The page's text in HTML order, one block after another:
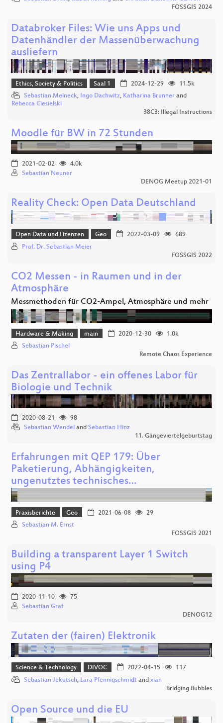
FOSSGIS 2024
Databroker Files: Wie uns Apps und
Datenhändler der Massenüberwachung
ausliefern
Ethics, Society & Politics Saal 1 2024-12-29
11.5k
Sebastian Meineck, Ingo Dachwitz, Katharina Brunner and
Rebecca Ciesielski
38C3: Illegal Instructions
Moodle für BW in 72 Stunden
2021-02-02
4.0k
Sebastian Neuner
DENOG Meetup 2021-01
Reality Check: Open Data Deutschland
Open Data und Lizenzen Geo 2022-03-09
689
Prof. Dr. Sebastian Meier
FOSSGIS 2022
CO2 Messen - in Raumen und in der
Atmosphäre
Messmethoden für CO2-Ampel, Atmosphäre und mehr
Hardware & Making main 2020-12-30
1.0k
Sebastian Pischel
Remote Chaos Experience
Das Zentrallabor - ein offenes Labor für
Biologie und Technik
2020-08-21
98
Sebastian Wendel and Sebastian Hinz
11. Gängeviertelgeburtstag
Erfahrungen mit QEP 179: Über
Paketierung, Abhängigkeiten,
ungenutztes technisches…
Praxisberichte Geo 2021-06-08
29
Sebastian M. Ernst
FOSSGIS 2021
Building a transparent Layer 1 Switch
using P4
2020-11-10
75
Sebastian Graf
DENOG12
Zutaten der (fairen) Elektronik
Science & Technology DIVOC 2022-04-15
117
Sebastian Jekutsch, Lara Pfennigschmidt and xian
Bridging Bubbles
Open Source und die EU